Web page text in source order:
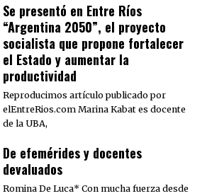
Se presentó en Entre Ríos
“Argentina 2050”, el proyecto
socialista que propone fortalecer
el Estado y aumentar la
productividad
Reproducimos artículo publicado por
elEntreRios.com Marina Kabat es docente
de la UBA,
De efemérides y docentes
devaluados
Romina De Luca* Con mucha fuerza desde